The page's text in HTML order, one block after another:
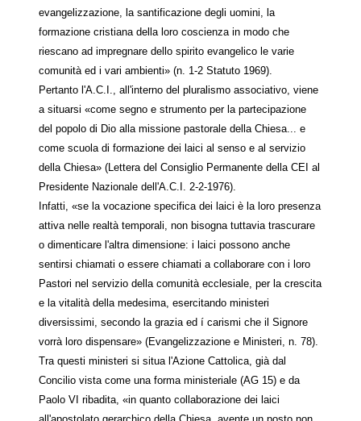
evangelizzazione, la santificazione degli uomini, la
formazione cristiana della loro coscienza in modo che
riescano ad impregnare dello spirito evangelico le varie
comunità ed i vari ambienti» (n. 1-2 Statuto 1969).
Pertanto l'A.C.I., all'interno del pluralismo associativo, viene
a situarsi «come segno e strumento per la partecipazione
del popolo di Dio alla missione pastorale della Chiesa... e
come scuola di formazione dei laici al senso e al servizio
della Chiesa» (Lettera del Consiglio Permanente della CEI al
Presidente Nazionale dell'A.C.I. 2-2-1976).
Infatti, «se la vocazione specifica dei laici è la loro presenza
attiva nelle realtà temporali, non bisogna tuttavia trascurare
o dimenticare l'altra dimensione: i laici possono anche
sentirsi chiamati o essere chiamati a collaborare con i loro
Pastori nel servizio della comunità ecclesiale, per la crescita
e la vitalità della medesima, esercitando ministeri
diversissimi, secondo la grazia ed í carismi che il Signore
vorrà loro dispensare» (Evangelizzazione e Ministeri, n. 78).
Tra questi ministeri si situa l'Azione Cattolica, già dal
Concilio vista come una forma ministeriale (AG 15) e da
Paolo VI ribadita, «in quanto collaborazione dei laici